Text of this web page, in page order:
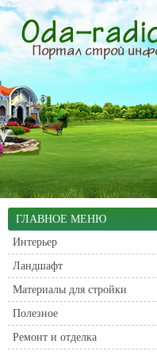
ГЛАВНОЕ МЕНЮ
Интерьер
Ландшафт
Материалы для стройки
Полезное
Ремонт и отделка